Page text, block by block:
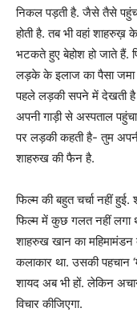
निकल पड़ती है. जैसे तैसे
होती है. तब भी वहां शाहरुख़
भटकते हुए बेहोश हो जाते हैं.
लड़के के इलाज का पैसा
पहले लड़की सपने में देखती है
अपनी गाड़ी से अस्पताल
पर लड़की कहती है- तुम
शाहरुख की फैन है.
फिल्म की बहुत चर्चा नहीं
फिल्म में कुछ गलत नहीं लगा
शाहरुख खान का
कलाकार था. उसकी
शायद अब भी हों. लेकिन
विचार कीजिएगा.